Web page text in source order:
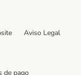
Aviso Legal
de pago